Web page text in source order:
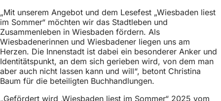
„Mit unserem Angebot und dem Lesefest „Wiesbaden liest
im Sommer“ möchten wir das Stadtleben und
Zusammenleben in Wiesbaden fördern. Als
Wiesbadenerinnen und Wiesbadener liegen uns am
Herzen. Die Innenstadt ist dabei ein besonderer Anker und
Identitätspunkt, an dem sich gerieben wird, von dem man
aber auch nicht lassen kann und will“, betont Christina
Baum für die beteiligten Buchhandlungen.
„Gefördert wird ‚Wiesbaden liest im Sommer“ 2025 vom